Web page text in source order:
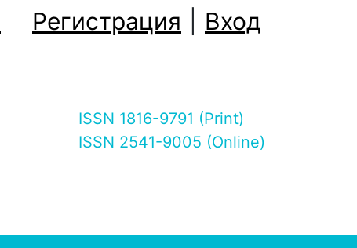
Регистрация Вход
ISSN 1816-9791 (Print)
ISSN 2541-9005 (Online)